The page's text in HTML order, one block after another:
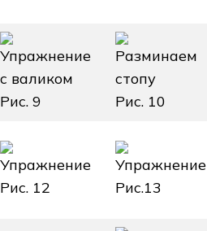
Рис. 9 Рис. 10
Рис. 12 Рис.13